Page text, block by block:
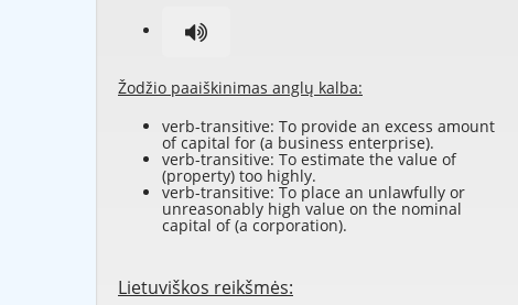
Žodžio paaiškinimas anglų kalba:
verb-transitive: To provide an excess amount
of capital for (a business enterprise).
verb-transitive: To estimate the value of
(property) too highly.
verb-transitive: To place an unlawfully or
unreasonably high value on the nominal
capital of (a corporation).
Lietuviškos reikšmės: